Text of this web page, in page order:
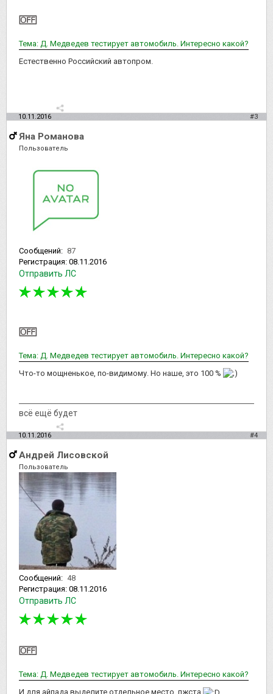
Тема: Д. Медведев тестирует автомобиль. Интересно какой?
Естественно Российский автопром.
10.11.2016 #3
Яна Романова
Пользователь
Сообщений: 87
Регистрация: 08.11.2016
Отправить ЛС
Тема: Д. Медведев тестирует автомобиль. Интересно какой?
Что-то мощненькое, по-видимому. Но наше, это 100 %
всё ещё будет
10.11.2016 #4
Андрей Лисовской
Пользователь
Сообщений: 48
Регистрация: 08.11.2016
Отправить ЛС
Тема: Д. Медведев тестирует автомобиль. Интересно какой?
И для айпада выделите отдельное место, пжста